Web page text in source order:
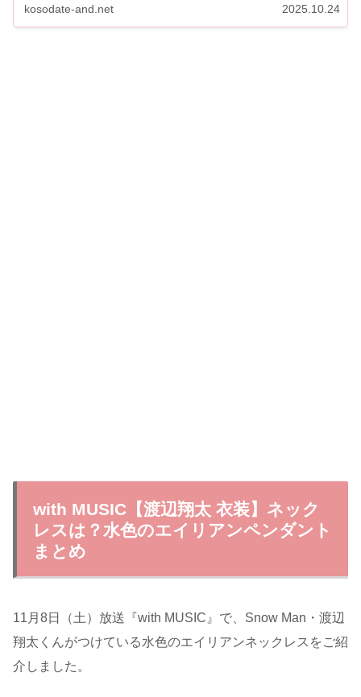
kosodate-and.net 2025.10.24
with MUSIC【渡辺翔太 衣装】ネック
レスは？水色のエイリアンペンダント
まとめ
11月8日（土）放送『with MUSIC』で、Snow Man・渡辺
翔太くんがつけている水色のエイリアンネックレスをご紹
介しました。